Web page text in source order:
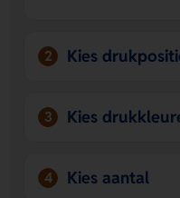
2 Kies
3 Kies
4 Kies aantal